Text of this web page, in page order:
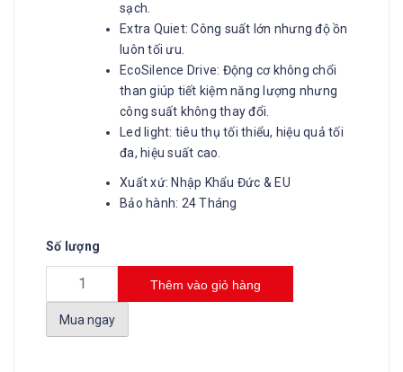
sạch.
Extra Quiet: Công suất lớn nhưng độ ồn
luôn tối ưu.
EcoSilence Drive: Động cơ không chổi
than giúp tiết kiệm năng lượng nhưng
công suất không thay đổi.
Led light: tiêu thụ tối thiểu, hiệu quả tối
đa, hiệu suất cao.
Xuất xứ: Nhập Khẩu Đức & EU
Bảo hành: 24 Tháng
Số lượng
Thêm vào giỏ hàng
Mua ngay